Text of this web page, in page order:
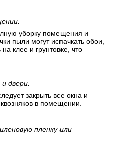
уборку помещения и
пыли могут испачкать обои,
клее и грунтовке, что
двери.
закрыть все окна и
в помещении.
пленку или